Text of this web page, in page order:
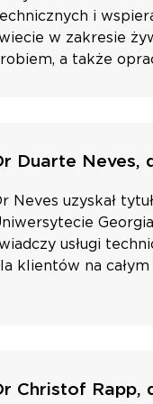
i
w zakresie
a także
Duarte Neves,
Neves uzyskał
usługi
klientów na całym
Christof Rapp,